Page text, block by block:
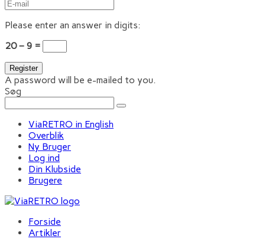
Please enter an answer in digits:
20 − 9 =
A password will be e-mailed to you.
Søg
ViaRETRO in English
Overblik
Ny Bruger
Log ind
Din Klubside
Brugere
Forside
Artikler